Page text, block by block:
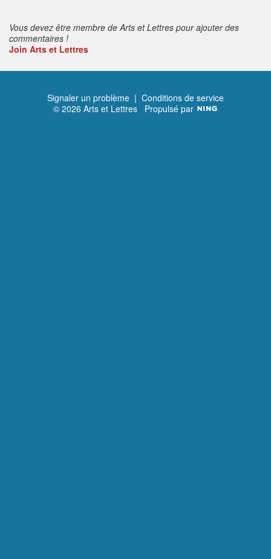
Vous devez être membre de Arts et Lettres pour ajouter des
commentaires !
Join Arts et Lettres
Signaler un problème | Conditions de service
© 2026 Arts et Lettres Propulsé par